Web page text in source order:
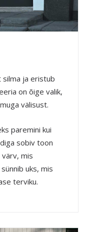
ja eristub
on õige valik,
välisust.
paremini kui
sobiv toon
mis
uks, mis
terviku.